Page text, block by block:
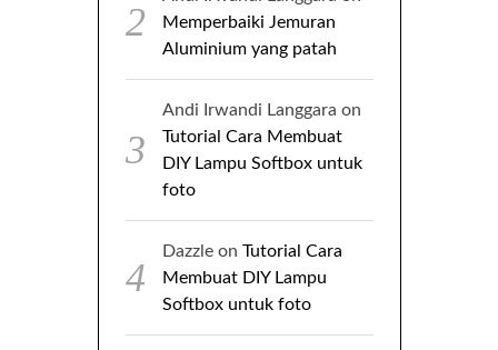
Memperbaiki Jemuran
Aluminium yang patah
Andi Irwandi Langgara on
Tutorial Cara Membuat
DIY Lampu Softbox untuk
foto
Dazzleon Tutorial Cara
Membuat DIY Lampu
Softbox untuk foto